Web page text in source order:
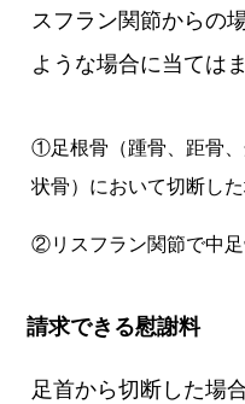
スフラン関節からの
ような場合に当ては
①足根骨（踵骨、距骨
状骨）において切断し
②リスフラン関節で中
請求できる慰謝料
足首から切断した場